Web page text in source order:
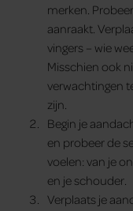
merken.
aanraakt.
vingers – wie
Misschien ook
verwachtingen
zijn.
Begin je
en probeer de
voelen: van je
en je schouder.
Verplaats je